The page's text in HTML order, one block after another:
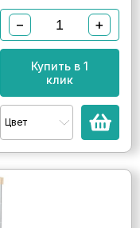
− +
Купить в 1
клик
Цвет